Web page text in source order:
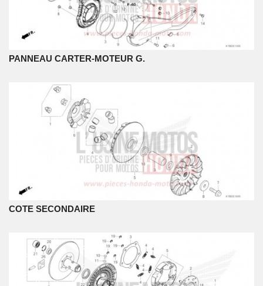
PANNEAU CARTER-MOTEUR G.
COTE SECONDAIRE